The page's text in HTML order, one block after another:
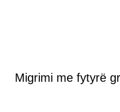
Migrimi me fytyrë